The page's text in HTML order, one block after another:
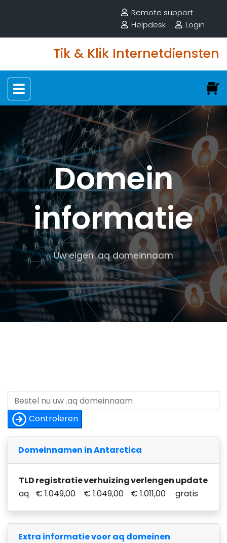
Remote support
Helpdesk
Login
Tik & Klik Internetdiensten
Domein
informatie
Uw eigen .aq domeinnaam
Controleren
Domeinnamen in Antarctica
TLDregistratieverhuizingverlengenupdate
aq
€ 1.049,00 € 1.049,00 € 1.011,00 gratis
Extra informatie voor aq domeinen